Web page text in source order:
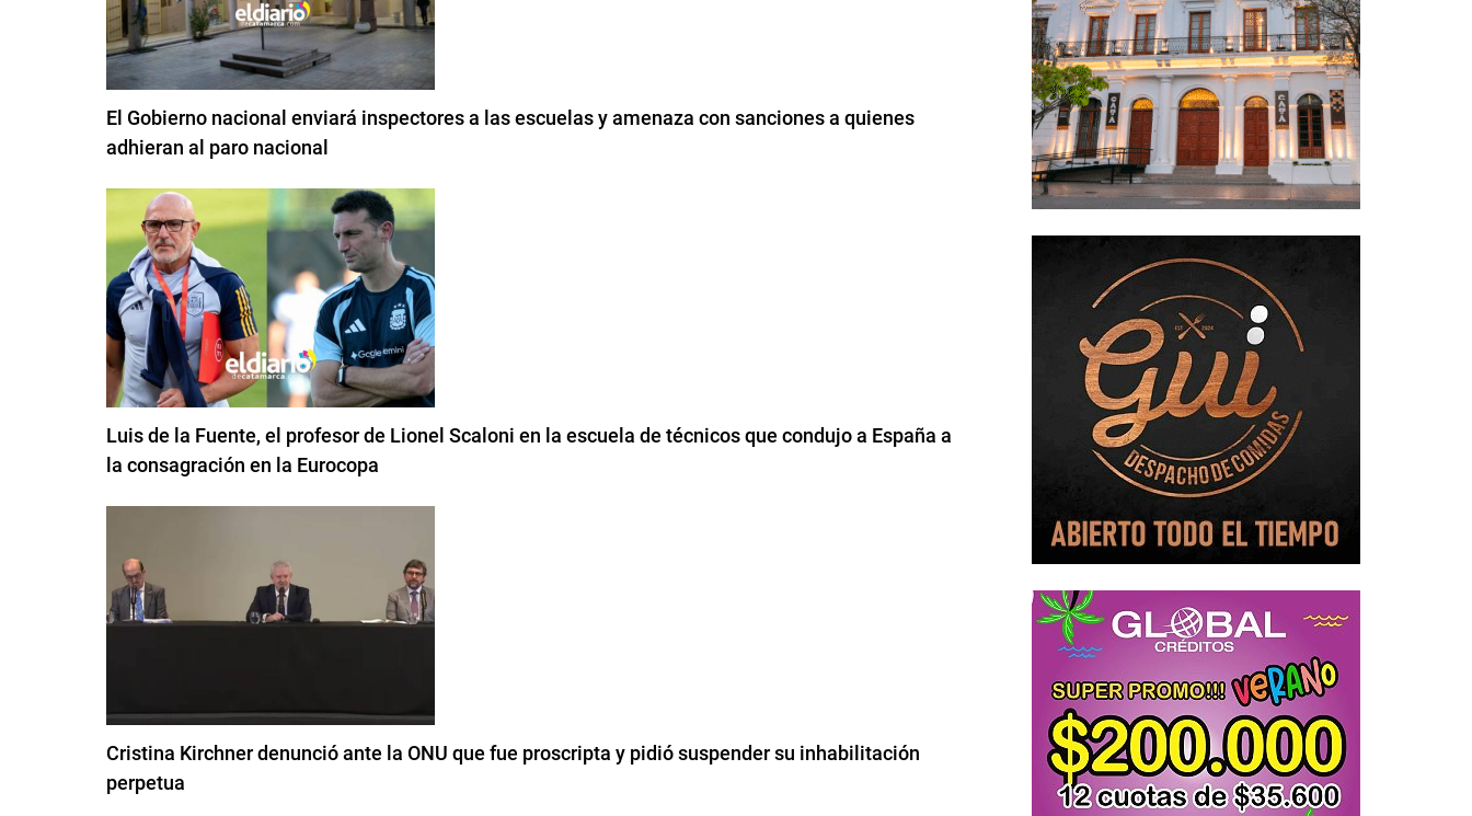
El Gobierno nacional enviará inspectores a las escuelas y amenaza con sanciones a quienes
adhieran al paro nacional
Luis de la Fuente, el profesor de Lionel Scaloni en la escuela de técnicos que condujo a España a
la consagración en la Eurocopa
Cristina Kirchner denunció ante la ONU que fue proscripta y pidió suspender su inhabilitación
perpetua